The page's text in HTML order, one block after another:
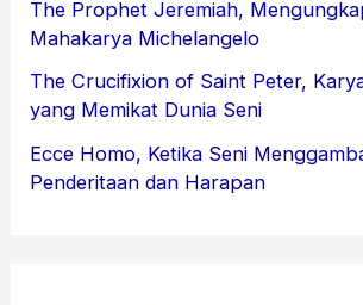
The Prophet Jeremiah,
Mahakarya Michelangelo
The Crucifixion of Saint Peter,
yang Memikat Dunia Seni
Ecce Homo, Ketika Seni
Penderitaan dan Harapan